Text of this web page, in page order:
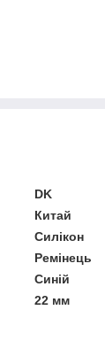
DK
Китай
Силікон
Ремінець
Синій
22 мм